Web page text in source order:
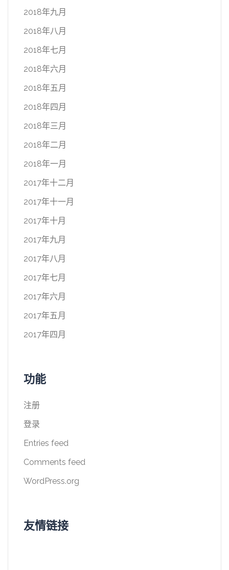
2018年九月
2018年八月
2018年七月
2018年六月
2018年五月
2018年四月
2018年三月
2018年二月
2018年一月
2017年十二月
2017年十一月
2017年十月
2017年九月
2017年八月
2017年七月
2017年六月
2017年五月
2017年四月
功能
注册
登录
Entries feed
Comments feed
WordPress.org
友情链接